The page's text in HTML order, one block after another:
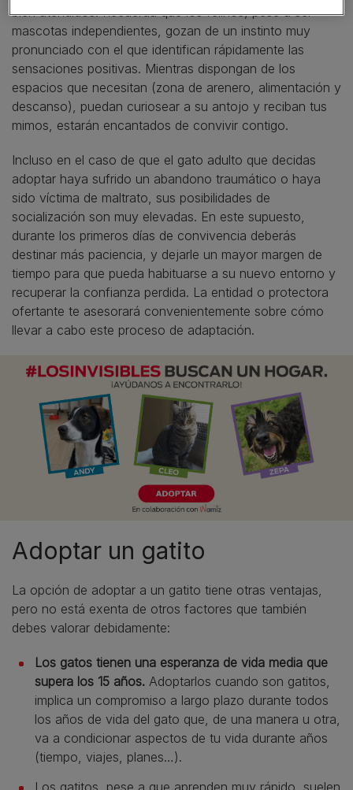
bien atendidos. Recuerda que los felinos, pese a ser
mascotas independientes, gozan de un instinto muy
pronunciado con el que identifican rápidamente las
sensaciones positivas. Mientras dispongan de los
espacios que necesitan (zona de arenero, alimentación y
descanso), puedan curiosear a su antojo y reciban tus
mimos, estarán encantados de convivir contigo.
Incluso en el caso de que el gato adulto que decidas
adoptar haya sufrido un abandono traumático o haya
sido víctima de maltrato, sus posibilidades de
socialización son muy elevadas. En este supuesto,
durante los primeros días de convivencia deberás
destinar más paciencia, y dejarle un mayor margen de
tiempo para que pueda habituarse a su nuevo entorno y
recuperar la confianza perdida. La entidad o protectora
ofertante te asesorará convenientemente sobre cómo
llevar a cabo este proceso de adaptación.
Adoptar un gatito
La opción de adoptar a un gatito tiene otras ventajas,
pero no está exenta de otros factores que también
debes valorar debidamente:
Los gatos tienen una esperanza de vida media que
supera los 15 años. Adoptarlos cuando son gatitos,
implica un compromiso a largo plazo durante todos
los años de vida del gato que, de una manera u otra,
va a condicionar aspectos de tu vida durante años
(tiempo, viajes, planes…).
Los gatitos, pese a que aprenden muy rápido, suelen